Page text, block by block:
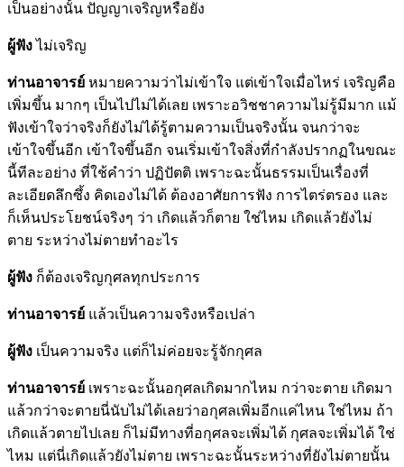
เป็นอย่างนั้น ปัญญาเจริญหรือยัง
ผู้ฟังไม่เจริญ
ท่านอาจารย์ หมายความว่าไม่เข้าใจ แต่เข้าใจเมื่อไหร่ เจริญคือ
เพิ่มขึ้น มากๆ เป็นไปไม่ได้เลย เพราะอวิชชาความไม่รู้มีมาก แม้
ฟังเข้าใจว่าจริงก็ยังไม่ได้รู้ตามความเป็นจริงนั้น จนกว่าจะ
เข้าใจขึ้นอีก เข้าใจขึ้นอีก จนเริ่มเข้าใจสิ่งที่กำลังปรากฏในขณะ
นี้ทีละอย่าง ที่ใช้คำว่า ปฏิปัตติ เพราะฉะนั้นธรรมเป็นเรื่องที่
ละเอียดลึกซึ้ง คิดเองไม่ได้ ต้องอาศัยการฟัง การไตร่ตรอง และ
ก็เห็นประโยชน์จริงๆ ว่า เกิดแล้วก็ตาย ใช่ไหม เกิดแล้วยังไม่
ตาย ระหว่างไม่ตายทำอะไร
ผู้ฟัง ก็ต้องเจริญกุศลทุกประการ
ท่านอาจารย์ แล้วเป็นความจริงหรือเปล่า
ผู้ฟัง เป็นความจริง แต่ก็ไม่ค่อยจะรู้จักกุศล
ท่านอาจารย์ เพราะฉะนั้นอกุศลเกิดมากไหม กว่าจะตาย เกิดมา
แล้วกว่าจะตายนี่นับไม่ได้เลยว่าอกุศลเพิ่มอีกแค่ไหน ใช่ไหม ถ้า
เกิดแล้วตายไปเลย ก็ไม่มีทางที่อกุศลจะเพิ่มได้ กุศลจะเพิ่มได้ ใช่
ไหม แต่นี่เกิดแล้วยังไม่ตาย เพราะฉะนั้นระหว่างที่ยังไม่ตายนั้น